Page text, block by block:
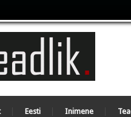
Eesti Inimene